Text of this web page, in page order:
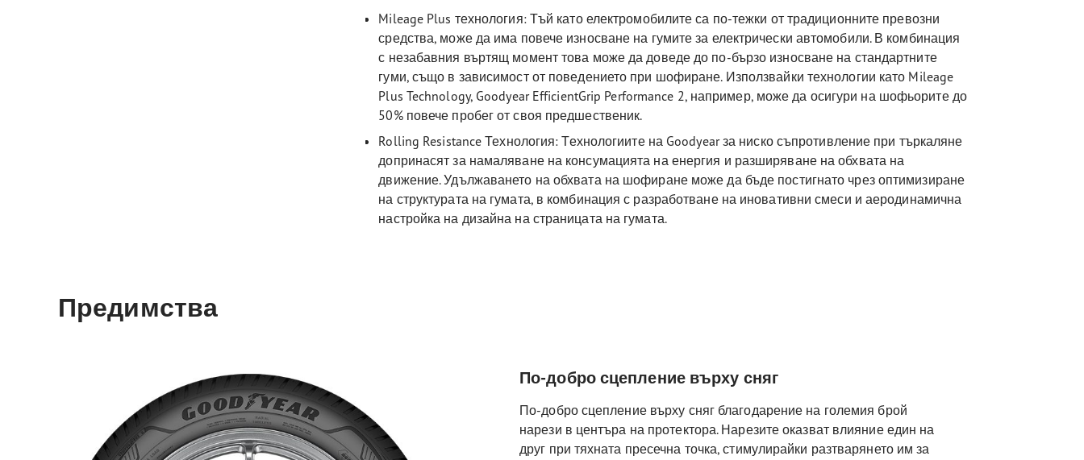
Mileage Plus технология: Тъй като електромобилите са по-тежки от традиционните превозни
средства, може да има повече износване на гумите за електрически автомобили. В комбинация
с незабавния въртящ момент това може да доведе до по-бързо износване на стандартните
гуми, също в зависимост от поведението при шофиране. Използвайки технологии като Mileage
Plus Technology, Goodyear EfficientGrip Performance 2, например, може да осигури на шофьорите до
50% повече пробег от своя предшественик.
Rolling Resistance Технология: Технологиите на Goodyear за ниско съпротивление при търкаляне
допринасят за намаляване на консумацията на енергия и разширяване на обхвата на
движение. Удължаването на обхвата на шофиране може да бъде постигнато чрез оптимизиране
на структурата на гумата, в комбинация с разработване на иновативни смеси и аеродинамична
настройка на дизайна на страницата на гумата.
Предимства
По-добро сцепление върху сняг
По-добро сцепление върху сняг благодарение на големия брой
нарези в центъра на протектора. Нарезите оказват влияние един на
друг при тяхната пресечна точка, стимулирайки разтварянето им за